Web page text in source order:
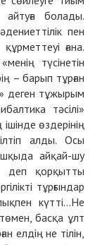
болады.
пен
ғана.
түсінетін
– барып тұрған
деген тұжырым
тәсілі»
өздерінің
алды. Осы
айқай-шу
деп қорқытты
тұрғындар
күтті...Не
басқа ұлт
елдің не тілін,